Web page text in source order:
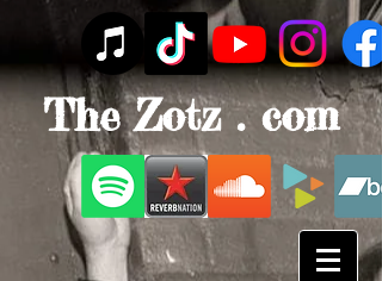
The Zotz . com